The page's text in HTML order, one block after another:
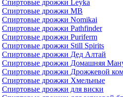
Спиртовые дрожжи Leyka
Спиртовые дрожжи MB
Спиртовые дрожжи Nomikai
Спиртовые дрожжи Pathfinder
Спиртовые дрожжи Puriferm
Спиртовые дрожжи Still Spirits
Спиртовые дрожжи Дед Алтай
Спиртовые дрожжи Домашняя
Спиртовые дрожжи Дрожжевой
Спиртовые дрожжи Хмельные
Спиртовые дрожжи для виски